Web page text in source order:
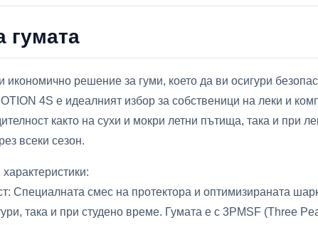
гумата
икономично решение за гуми, което да ви осигури
4S е идеалният избор за собственици на леки и
както на сухи и мокри летни пътища, така и при
всеки сезон.
Специалната смес на протектора и оптимизираната
така и при студено време. Гумата е с 3PMSF (Three